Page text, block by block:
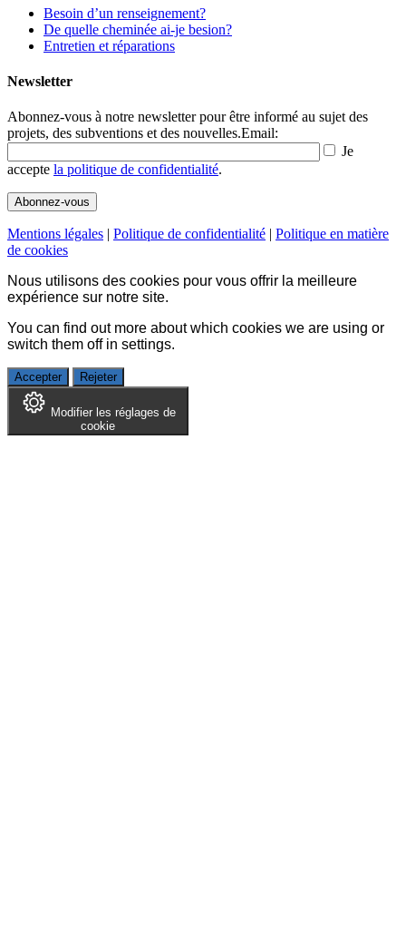
Besoin d’un renseignement?
De quelle cheminée ai-je besion?
Entretien et réparations
Newsletter
Abonnez-vous à notre newsletter pour être informé au sujet des
projets, des subventions et des nouvelles.Email:
Je
accepte la politique de confidentialité.
Mentions légales | Politique de confidentialité | Politique en matière
de cookies
Nous utilisons des cookies pour vous offrir la meilleure
expérience sur notre site.
You can find out more about which cookies we are using or
switch them off in settings.
Accepter Rejeter
Modifier les réglages de
cookie